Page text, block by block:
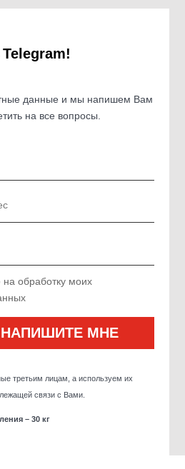
данные и мы напишем Вам
на все вопросы.
обработку моих
третьим лицам, а используем их
связи с Вами.
– 30 кг